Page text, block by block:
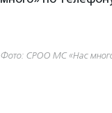
Фото: СРОО МС «Нас